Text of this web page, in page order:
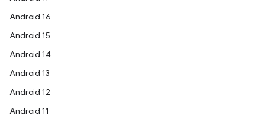
Android 16
Android 15
Android 14
Android 13
Android 12
Android 11